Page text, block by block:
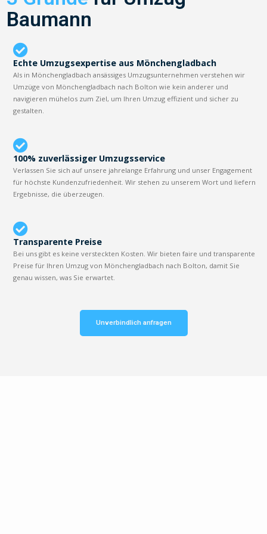
Baumann
Echte Umzugsexpertise aus Mönchengladbach
Als in Mönchengladbach ansässiges Umzugsunternehmen verstehen wir
Umzüge von Mönchengladbach nach Bolton wie kein anderer und
navigieren mühelos zum Ziel, um Ihren Umzug effizient und sicher zu
gestalten.
100% zuverlässiger Umzugsservice
Verlassen Sie sich auf unsere jahrelange Erfahrung und unser Engagement
für höchste Kundenzufriedenheit. Wir stehen zu unserem Wort und liefern
Ergebnisse, die überzeugen.
Transparente Preise
Bei uns gibt es keine versteckten Kosten. Wir bieten faire und transparente
Preise für Ihren Umzug von Mönchengladbach nach Bolton, damit Sie
genau wissen, was Sie erwartet.
Unverbindlich anfragen